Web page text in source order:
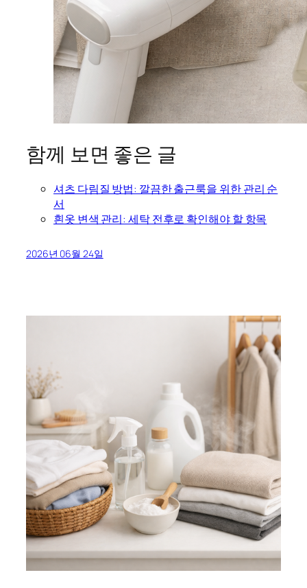
함께 보면 좋은 글
셔츠 다림질 방법: 깔끔한 출근룩을 위한 관리 순
서
흰옷 변색 관리: 세탁 전후로 확인해야 할 항목
2026년 06월 24일